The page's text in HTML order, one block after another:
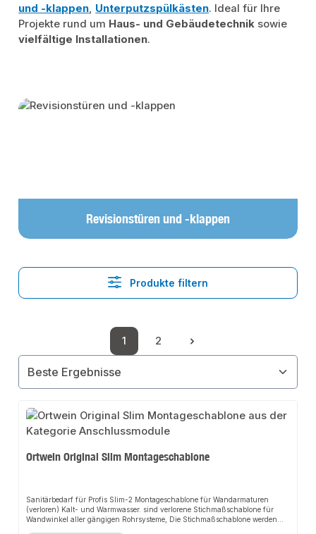
und -klappen, Unterputzspülkästen. Ideal für Ihre
Projekte rund um Haus- und Gebäudetechnik sowie
vielfältige Installationen.
Kategoriegalerie überspringen
Revisionstüren und -klappen
Produkte filtern
Seite
1
Seite
2
Ortwein Original Slim Montageschablone
Sanitärbedarf für Profis Slim-2 Montageschablone für Wandarmaturen
(verloren) Kalt- und Warmwasser. sind verlorene Stichmaßschablone für
Wandwinkel aller gängigen Rohrsysteme, Die Stichmaßschablone werden